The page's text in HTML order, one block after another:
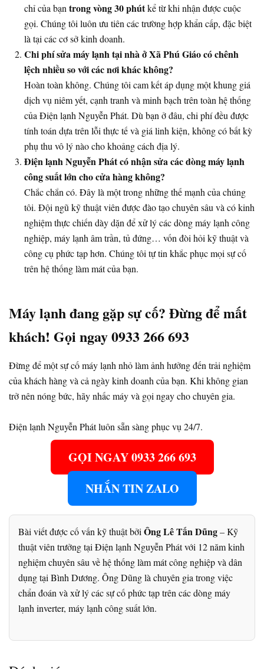
chỉ của bạn trong vòng 30 phútkể từ khi nhận được cuộc
gọi. Chúng tôi luôn ưu tiên các trường hợp khẩn cấp, đặc biệt
là tại các cơ sở kinh doanh.
Chi phí sửa máy lạnh tại nhà ở Xã Phú Giáo có chênh
lệch nhiều so với các nơi khác không?
Hoàn toàn không. Chúng tôi cam kết áp dụng một khung giá
dịch vụ niêm yết, cạnh tranh và minh bạch trên toàn hệ thống
của Điện lạnh Nguyễn Phát. Dù bạn ở đâu, chi phí đều được
tính toán dựa trên lỗi thực tế và giá linh kiện, không có bất kỳ
phụ thu vô lý nào cho khoảng cách địa lý.
Điện lạnh Nguyễn Phát có nhận sửa các dòng máy lạnh
công suất lớn cho cửa hàng không?
Chắc chắn có. Đây là một trong những thế mạnh của chúng
tôi. Đội ngũ kỹ thuật viên được đào tạo chuyên sâu và có kinh
nghiệm thực chiến dày dặn để xử lý các dòng máy lạnh công
nghiệp, máy lạnh âm trần, tủ đứng… vốn đòi hỏi kỹ thuật và
công cụ phức tạp hơn. Chúng tôi tự tin khắc phục mọi sự cố
trên hệ thống làm mát của bạn.
Máy lạnh đang gặp sự cố? Đừng để mất
khách! Gọi ngay 0933 266 693
Đừng để một sự cố máy lạnh nhỏ làm ảnh hưởng đến trải nghiệm
của khách hàng và cả ngày kinh doanh của bạn. Khi không gian
trở nên nóng bức, hãy nhấc máy và gọi ngay cho chuyên gia.
Điện lạnh Nguyễn Phát luôn sẵn sàng phục vụ 24/7.
GỌI NGAY 0933 266 693
NHẮN TIN ZALO
Bài viết được cố vấn kỹ thuật bởi Ông Lê Tấn Dũng– Kỹ
thuật viên trưởng tại Điện lạnh Nguyễn Phát với 12 năm kinh
nghiệm chuyên sâu về hệ thống làm mát công nghiệp và dân
dụng tại Bình Dương. Ông Dũng là chuyên gia trong việc
chẩn đoán và xử lý các sự cố phức tạp trên các dòng máy
lạnh inverter, máy lạnh công suất lớn.